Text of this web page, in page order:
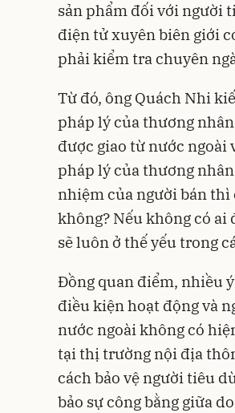
sản phẩm đối với người
điện tử xuyên biên giới
phải kiểm tra chuyên
Từ đó, ông Quách Nhi
pháp lý của thương
được giao từ nước
pháp lý của thương
nhiệm của người bán thì
không? Nếu không có
sẽ luôn ở thế yếu trong
Đồng quan điểm, nhiều
điều kiện hoạt động và
nước ngoài không có
tại thị trường nội địa
cách bảo vệ người tiêu
bảo sự công bằng giữa